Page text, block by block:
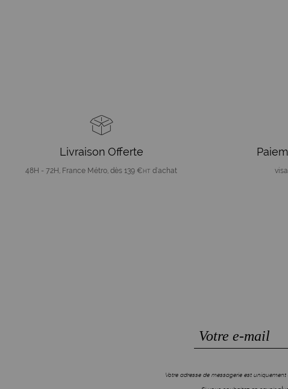
Livraison Offerte
48H - 72H, France Métro, dès 139 € HT d'achat
Votre adresse de messagerie est